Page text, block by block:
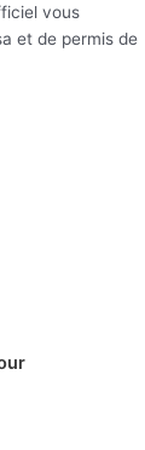
vous
et de permis de